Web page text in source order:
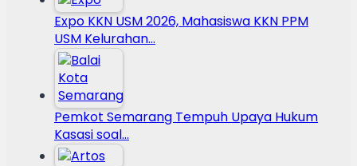
Expo KKN USM 2026, Mahasiswa KKN PPM
USM Kelurahan…
Pemkot Semarang Tempuh Upaya Hukum
Kasasi soal…